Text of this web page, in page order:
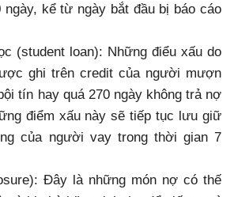
ngày, kể từ ngày bắt đầu bị báo cáo
(student loan): Những điểu xấu do
ghi trên credit của người mượn
tín hay quá 270 ngày không trả nợ
điểm xấu này sẽ tiếp tục lưu giữ
của người vay trong thời gian 7
Đây là những món nợ có thế